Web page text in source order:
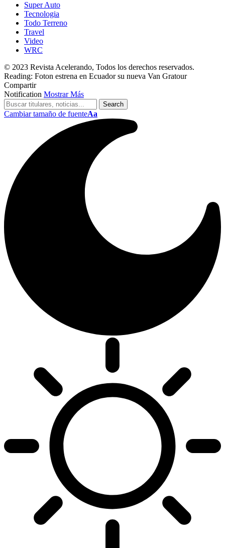
Super Auto
Tecnologia
Todo Terreno
Travel
Video
WRC
© 2023 Revista Acelerando, Todos los derechos reservados.
Reading: Foton estrena en Ecuador su nueva Van Gratour
Compartir
Notification Mostrar Más
Cambiar tamaño de fuenteAa